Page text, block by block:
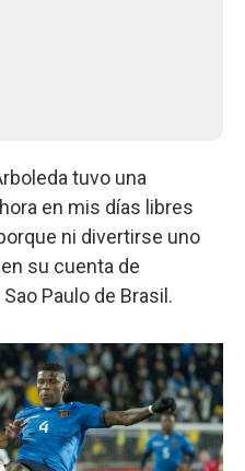
tuvo una
en mis días libres
ni divertirse uno
su cuenta de
Paulo de Brasil.